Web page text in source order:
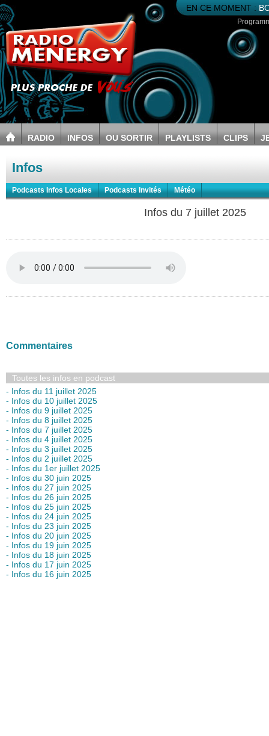
EN CE MOMENT :
RADIO INFOS OU SORTIR PLAYLISTS CLIPS
Infos
Podcasts Infos Locales Podcasts Invités Météo
Infos du 7 juillet 2025
Commentaires
Toutes les infos en podcast
- Infos du 11 juillet 2025
- Infos du 10 juillet 2025
- Infos du 9 juillet 2025
- Infos du 8 juillet 2025
- Infos du 7 juillet 2025
- Infos du 4 juillet 2025
- Infos du 3 juillet 2025
- Infos du 2 juillet 2025
- Infos du 1er juillet 2025
- Infos du 30 juin 2025
- Infos du 27 juin 2025
- Infos du 26 juin 2025
- Infos du 25 juin 2025
- Infos du 24 juin 2025
- Infos du 23 juin 2025
- Infos du 20 juin 2025
- Infos du 19 juin 2025
- Infos du 18 juin 2025
- Infos du 17 juin 2025
- Infos du 16 juin 2025